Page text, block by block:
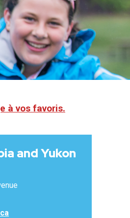
à vos favoris.
and Yukon